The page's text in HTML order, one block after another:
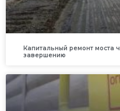
Капитальный ремонт моста
завершению